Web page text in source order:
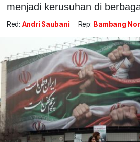
menjadi kerusuhan di
Red: Andri Saubani Rep: Bambang